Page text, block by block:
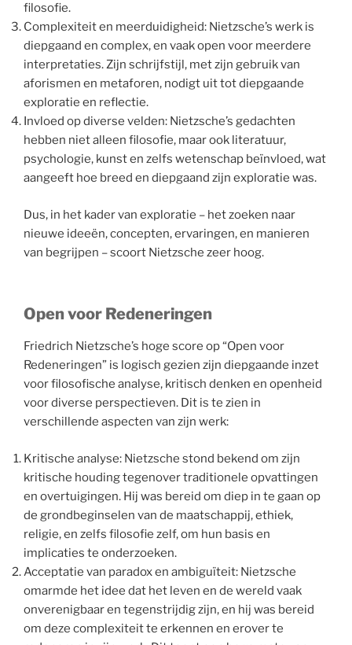
filosofie.
Complexiteit en meerduidigheid: Nietzsche’s werk is
diepgaand en complex, en vaak open voor meerdere
interpretaties. Zijn schrijfstijl, met zijn gebruik van
aforismen en metaforen, nodigt uit tot diepgaande
exploratie en reflectie.
Invloed op diverse velden: Nietzsche’s gedachten
hebben niet alleen filosofie, maar ook literatuur,
psychologie, kunst en zelfs wetenschap beïnvloed, wat
aangeeft hoe breed en diepgaand zijn exploratie was.
Dus, in het kader van exploratie – het zoeken naar
nieuwe ideeën, concepten, ervaringen, en manieren
van begrijpen – scoort Nietzsche zeer hoog.
Open voor Redeneringen
Friedrich Nietzsche’s hoge score op “Open voor
Redeneringen” is logisch gezien zijn diepgaande inzet
voor filosofische analyse, kritisch denken en openheid
voor diverse perspectieven. Dit is te zien in
verschillende aspecten van zijn werk:
Kritische analyse: Nietzsche stond bekend om zijn
kritische houding tegenover traditionele opvattingen
en overtuigingen. Hij was bereid om diep in te gaan op
de grondbeginselen van de maatschappij, ethiek,
religie, en zelfs filosofie zelf, om hun basis en
implicaties te onderzoeken.
Acceptatie van paradox en ambiguïteit: Nietzsche
omarmde het idee dat het leven en de wereld vaak
onverenigbaar en tegenstrijdig zijn, en hij was bereid
om deze complexiteit te erkennen en erover te